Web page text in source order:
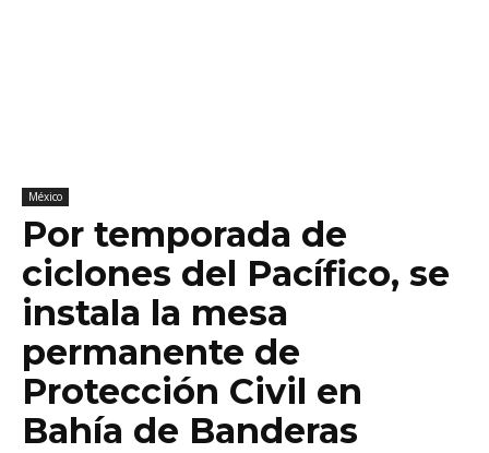
México
Por temporada de
ciclones del Pacífico, se
instala la mesa
permanente de
Protección Civil en
Bahía de Banderas